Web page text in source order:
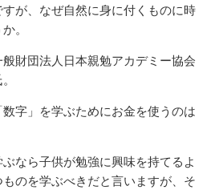
が、なぜ自然に身に付くものに時
。
財団法人日本親勉アカデミー協会
字」を学ぶためにお金を使うのは
なら子供が勉強に興味を持てるよ
のを学ぶべきだと言いますが、そ